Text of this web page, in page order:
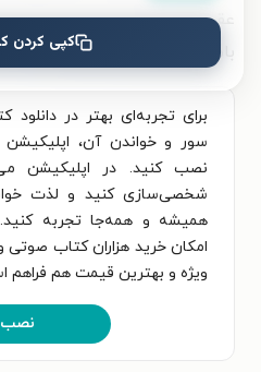
عقب‌نشینی کردند، در امتداد
بامُسمایی برای یک جاده!»
برای تجربه‌ای بهتر در
سور و خواندن آن، اپلیکیشن
نصب کنید. در اپلیکیشن
شخصی‌سازی کنید و لذت
همیشه و همه‌جا تجربه
امکان خرید هزاران کتاب صوتی
ویژه و بهترین قیمت هم فراهم
نصب
کپی کردن